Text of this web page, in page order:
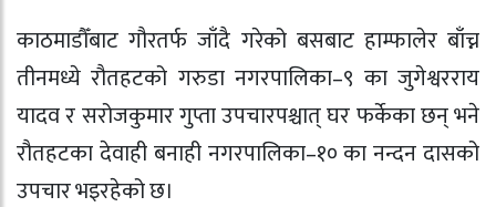
काठमाडौँबाट गौरतर्फ जाँदै गरेको बसबाट हाम्फालेर बाँच्न
तीनमध्ये रौतहटको गरुडा नगरपालिका–९ का जुगेश्वरराय
यादव र सरोजकुमार गुप्ता उपचारपश्चात् घर फर्केका छन् भने
रौतहटका देवाही बनाही नगरपालिका–१० का नन्दन दासको
उपचार भइरहेको छ।